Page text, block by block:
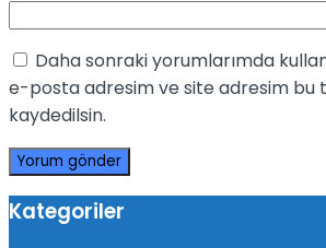
Daha sonraki yorumlarımda
e-posta adresim ve site adresim bu
kaydedilsin.
Kategoriler